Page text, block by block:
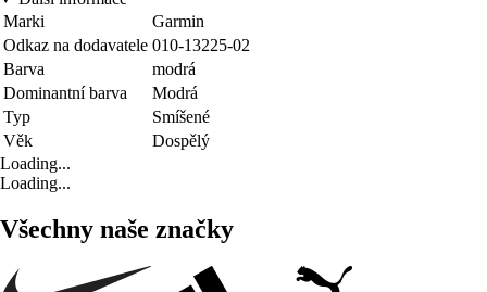
Marki
Garmin
Odkaz na dodavatele 010-13225-02
Barva
modrá
Dominantní barva
Modrá
Typ
Smíšené
Věk
Dospělý
Loading...
Loading...
Všechny naše značky